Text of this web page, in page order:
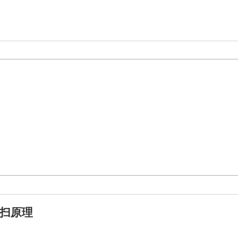
畅的原因解析
，车厢上直接注明了自己“吸尘车”的身份，并
原理